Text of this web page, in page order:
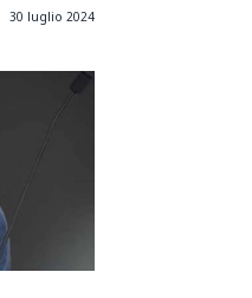
30 luglio 2024